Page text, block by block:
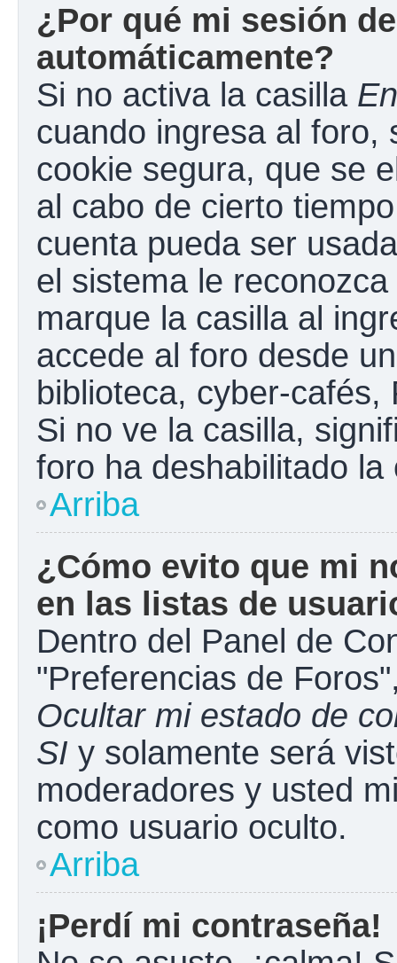
¿Por qué mi sesión
automáticamente?
Si no activa la casilla
cuando ingresa al foro,
cookie segura, que se
al cabo de cierto
cuenta pueda ser
el sistema le
marque la casilla al
accede al foro desde
biblioteca, cyber-
Si no ve la casilla,
foro ha deshabilitado la
Arriba
¿Cómo evito que mi
en las listas de
Dentro del Panel de
"Preferencias de
Ocultar mi estado de
SI y solamente será
moderadores y usted
como usuario oculto.
Arriba
¡Perdí mi contraseña!